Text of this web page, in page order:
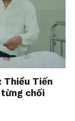
gì là đúng
là cần thiết.”
Thiều Tiến
chối